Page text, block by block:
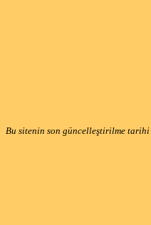
Bu sitenin son güncelleştirilme tarihi